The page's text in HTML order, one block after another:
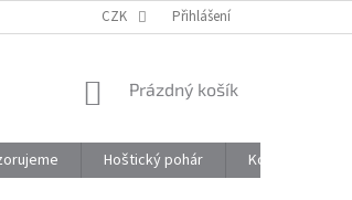
CZK Přihlášení
NÁKUPNÍ
Prázdný košík
Hoštický pohár
Kontakty